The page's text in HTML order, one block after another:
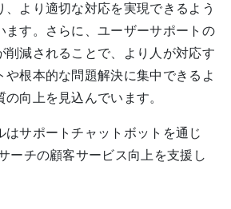
、より適切な対応を実現できるよう
ます。さらに、ユーザーサポートの
削減されることで、より人が対応す
や根本的な問題解決に集中できるよ
の向上を見込んでいます。
サポートチャットボットを通じ
ーチの顧客サービス向上を支援し